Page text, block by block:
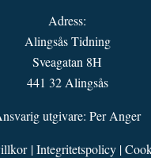
Adress:
Alingsås Tidning
Sveagatan 8H
441 32 Alingsås
utgivare: Per Anger
|Integritetspolicy |